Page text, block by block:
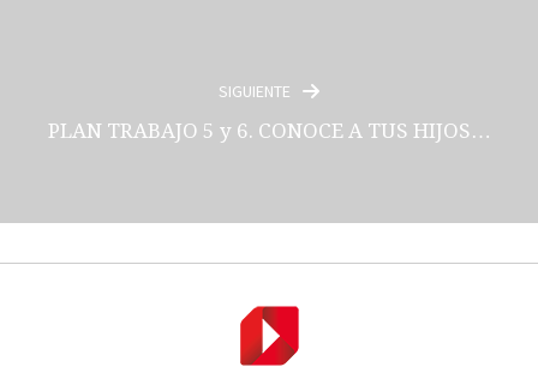
SIGUIENTE
PLAN TRABAJO 5 y 6. CONOCE A TUS HIJOS…